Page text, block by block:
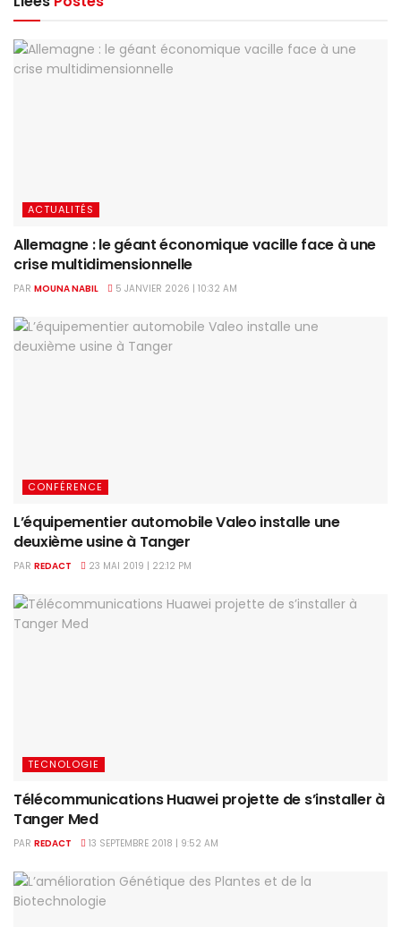
ACTUALITÉS
Allemagne : le géant économique vacille face à une
crise multidimensionnelle
PAR MOUNA NABIL 5 JANVIER 2026 | 10:32 AM
CONFÉRENCE
L’équipementier automobile Valeo installe une
deuxième usine à Tanger
PAR REDACT 23 MAI 2019 | 22:12 PM
TECNOLOGIE
Télécommunications Huawei projette de s’installer à
Tanger Med
PAR REDACT 13 SEPTEMBRE 2018 | 9:52 AM